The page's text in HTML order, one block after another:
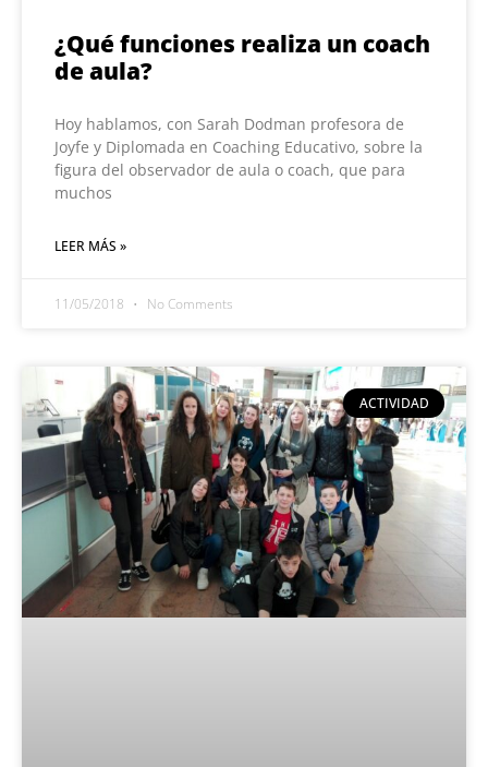
¿Qué funciones realiza un coach
de aula?
Hoy hablamos, con Sarah Dodman profesora de
Joyfe y Diplomada en Coaching Educativo, sobre la
figura del observador de aula o coach, que para
muchos
LEER MÁS »
11/05/2018 No Comments
ACTIVIDAD